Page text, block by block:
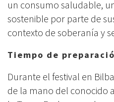
un consumo saludable,
sostenible por parte de
contexto de soberanía y
Tiempo de
Durante el festival en
de la mano del conocido